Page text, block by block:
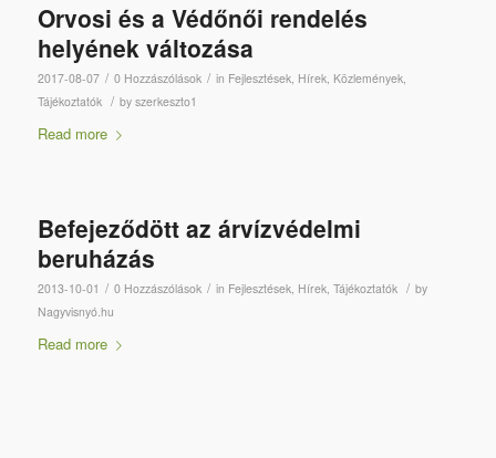
Orvosi és a Védőnői rendelés
helyének változása
2017-08-07 / 0 Hozzászólások / in Fejlesztések, Hírek, Közlemények,
Tájékoztatók / by szerkeszto1
Read more
Befejeződött az árvízvédelmi
beruházás
2013-10-01 / 0 Hozzászólások / in Fejlesztések, Hírek, Tájékoztatók / by
Nagyvisnyó.hu
Read more